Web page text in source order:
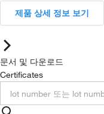
제품 상세 정보 보기
문서 및 다운로드
Certificates